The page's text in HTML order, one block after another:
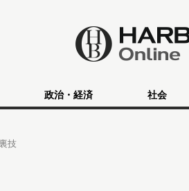
政治・経済 社会
裏技